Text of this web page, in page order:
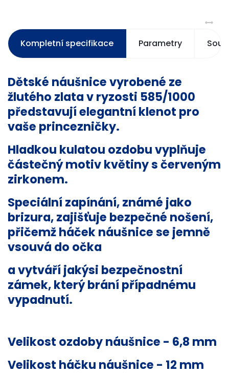
Kompletní specifikace Parametry
Dětské náušnice vyrobené ze
žlutého zlata v ryzosti 585/1000
představují elegantní klenot pro
vaše princezničky.
Hladkou kulatou ozdobu vyplňuje
částečný motiv květiny s červeným
zirkonem.
Speciální zapínání, známé jako
brizura, zajišťuje bezpečné nošení,
přičemž háček náušnice se jemně
vsouvá do očka
a vytváří jakýsi bezpečnostní
zámek, který brání případnému
vypadnutí.
Velikost ozdoby náušnice - 6,8 mm
Velikost háčku náušnice - 12 mm